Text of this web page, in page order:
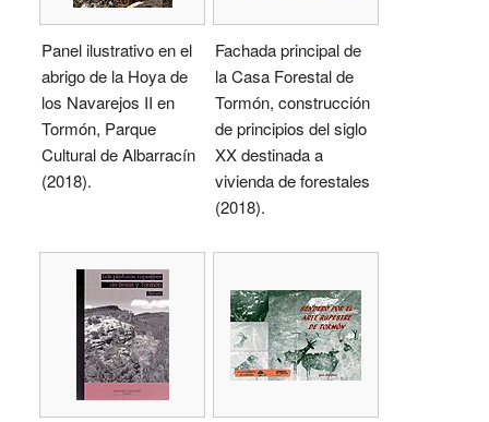
Panel ilustrativo en el
abrigo de la Hoya de
los Navarejos II en
Tormón, Parque
Cultural de Albarracín
(2018).
Fachada principal de
la Casa Forestal de
Tormón, construcción
de principios del siglo
XX destinada a
vivienda de forestales
(2018).